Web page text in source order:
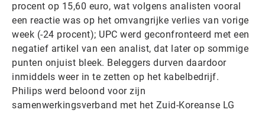
procent op 15,60 euro, wat volgens analisten vooral
een reactie was op het omvangrijke verlies van vorige
week (-24 procent); UPC werd geconfronteerd met een
negatief artikel van een analist, dat later op sommige
punten onjuist bleek. Beleggers durven daardoor
inmiddels weer in te zetten op het kabelbedrijf.
Philips werd beloond voor zijn
samenwerkingsverband met het Zuid-Koreanse LG